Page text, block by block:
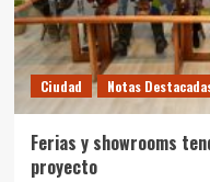
Ciudad Notas
Ferias y showrooms
proyecto